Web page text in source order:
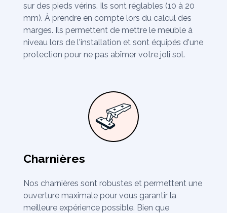
sur des pieds vérins. Ils sont réglables (10 à 20
mm). À prendre en compte lors du calcul des
marges. Ils permettent de mettre le meuble à
niveau lors de l'installation et sont équipés d'une
protection pour ne pas abîmer votre joli sol.
Charnières
Nos charnières sont robustes et permettent une
ouverture maximale pour vous garantir la
meilleure expérience possible. Bien que